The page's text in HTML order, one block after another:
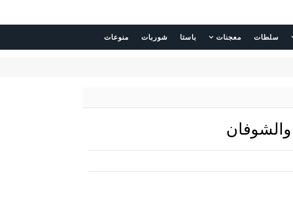
سلطات معجنات باستا شوربات منوعات